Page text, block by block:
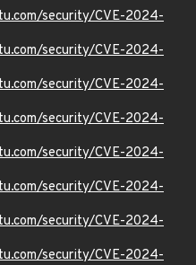
security/CVE-2024-
security/CVE-2024-
security/CVE-2024-
security/CVE-2024-
security/CVE-2024-
security/CVE-2024-
security/CVE-2024-
security/CVE-2024-